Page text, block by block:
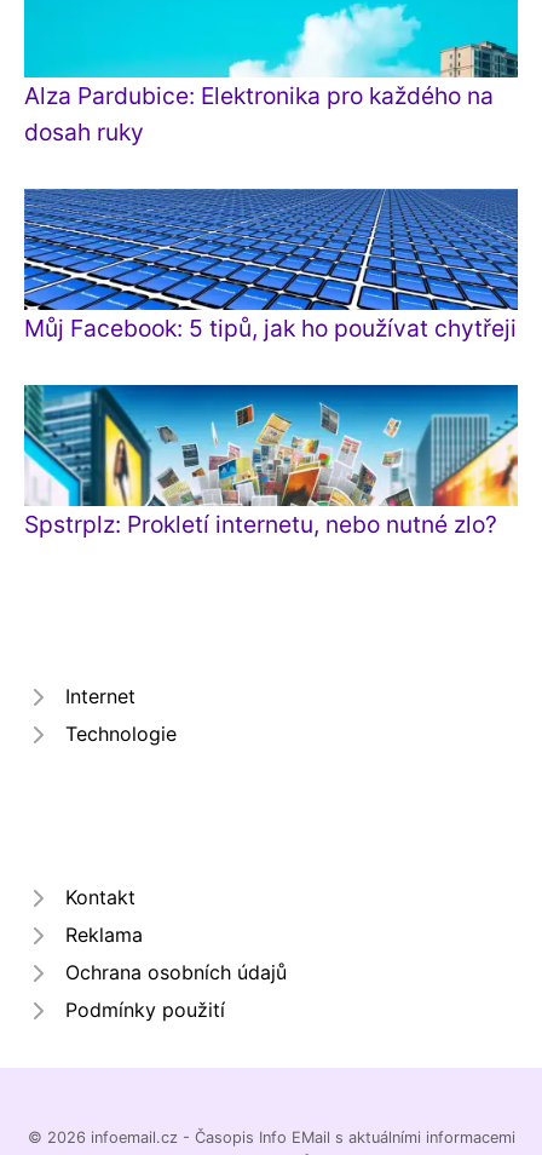
Alza Pardubice: Elektronika pro každého na
dosah ruky
Můj Facebook: 5 tipů, jak ho používat chytřeji
Spstrplz: Prokletí internetu, nebo nutné zlo?
Internet
Technologie
Kontakt
Reklama
Ochrana osobních údajů
Podmínky použití
© 2026 infoemail.cz - Časopis Info EMail s aktuálními informacemi